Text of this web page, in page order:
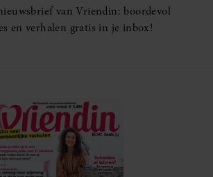
van Vriendin: boordevol
en verhalen gratis in je inbox!